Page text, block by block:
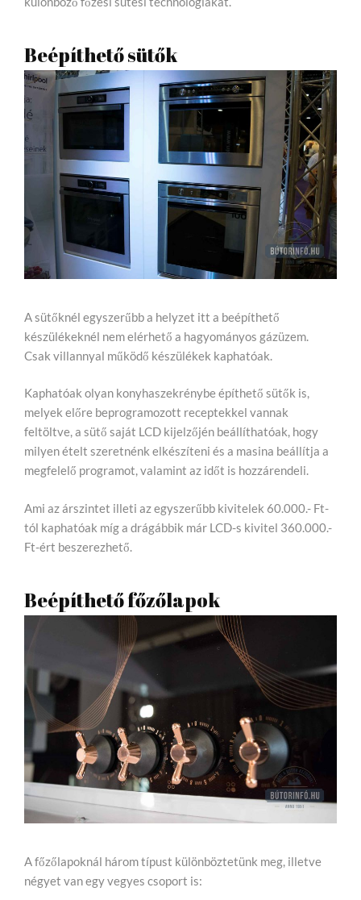
Beépíthető sütők
A sütőknél egyszerűbb a helyzet itt a beépíthető
készülékeknél nem elérhető a hagyományos gázüzem.
Csak villannyal működő készülékek kaphatóak.
Kaphatóak olyan konyhaszekrénybe építhető sütők is,
melyek előre beprogramozott receptekkel vannak
feltöltve, a sütő saját LCD kijelzőjén beállíthatóak, hogy
milyen ételt szeretnénk elkészíteni és a masina beállítja a
megfelelő programot, valamint az időt is hozzárendeli.
Ami az árszintet illeti az egyszerűbb kivitelek 60.000.- Ft-
tól kaphatóak míg a drágábbik már LCD-s kivitel 360.000.-
Ft-ért beszerezhető.
Beépíthető főzőlapok
A főzőlapoknál három típust különböztetünk meg, illetve
négyet van egy vegyes csoport is: